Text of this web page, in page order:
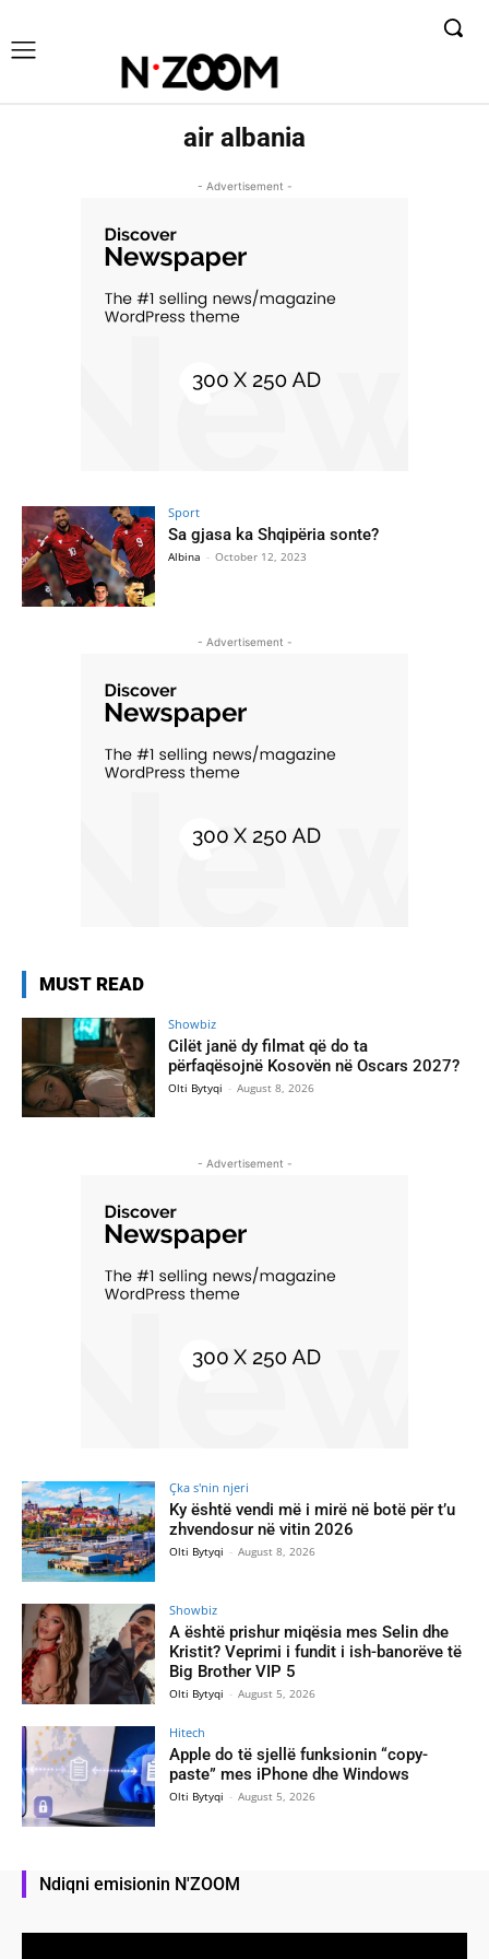
air albania
- Advertisement -
Sport
Sa gjasa ka Shqipëria sonte?
Albina - October 12, 2023
- Advertisement -
MUST READ
Showbiz
Cilët janë dy filmat që do ta
përfaqësojnë Kosovën në Oscars 2027?
Olti Bytyqi - August 8, 2026
- Advertisement -
Çka s'nin njeri
Ky është vendi më i mirë në botë për t’u
zhvendosur në vitin 2026
Olti Bytyqi - August 8, 2026
Showbiz
A është prishur miqësia mes Selin dhe
Kristit? Veprimi i fundit i ish-banorëve të
Big Brother VIP 5
Olti Bytyqi - August 5, 2026
Hitech
Apple do të sjellë funksionin “copy-
paste” mes iPhone dhe Windows
Olti Bytyqi - August 5, 2026
Ndiqni emisionin N'ZOOM